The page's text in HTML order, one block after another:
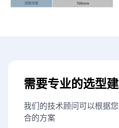
需要专业的选型建
我们的技术顾问可以根据
合的方案